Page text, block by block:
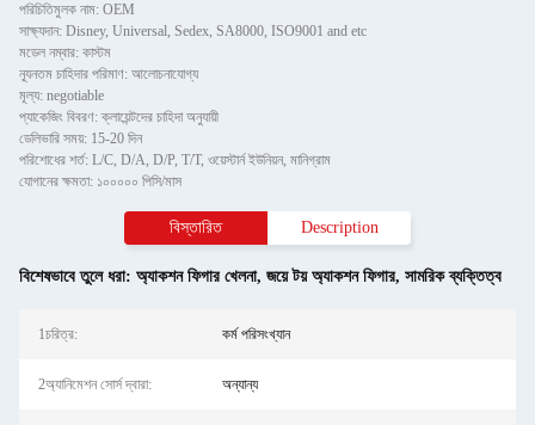
পরিচিতিমুলক নাম: OEM
সাক্ষ্যদান: Disney, Universal, Sedex, SA8000, ISO9001 and etc
মডেল নম্বার: কাস্টম
ন্যূনতম চাহিদার পরিমাণ: আলোচনাযোগ্য
মূল্য: negotiable
প্যাকেজিং বিবরণ: ক্লায়েন্টদের চাহিদা অনুযায়ী
ডেলিভারি সময়: 15-20 দিন
পরিশোধের শর্ত: L/C, D/A, D/P, T/T, ওয়েস্টার্ন ইউনিয়ন, মানিগ্রাম
যোগানের ক্ষমতা: ১০০০০০ পিসি/মাস
বিস্তারিত Description
বিশেষভাবে তুলে ধরা: অ্যাকশন ফিগার খেলনা, জয়ে টয় অ্যাকশন ফিগার, সামরিক ব্যক্তিত্ব
1চরিত্র: কর্ম পরিসংখ্যান
2অ্যানিমেশন সোর্স দ্বারা: অন্যান্য